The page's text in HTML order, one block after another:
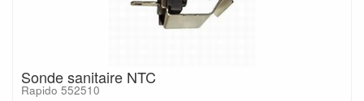
Sonde sanitaire NTC
Rapido 552510